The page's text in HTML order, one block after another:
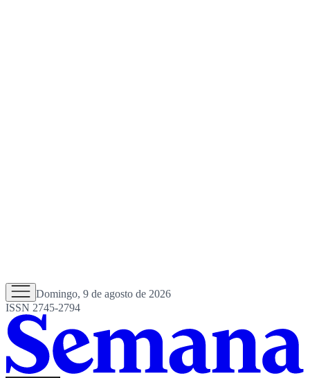
Domingo, 9 de agosto de 2026
ISSN 2745-2794